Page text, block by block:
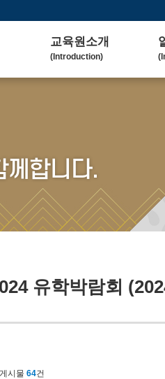
교육원소개
(Introduction)
(Main Duty)
(Korean Education)
연락처/위치
(Contact / Address)
께합니다.
유학박람회
시물 64건